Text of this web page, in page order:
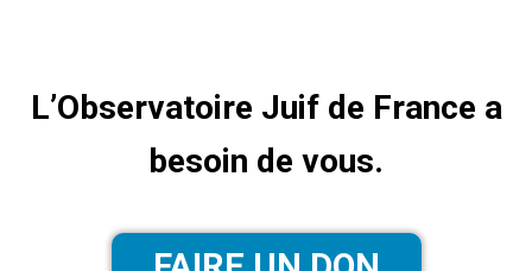
L’Observatoire Juif de France a
besoin de vous.